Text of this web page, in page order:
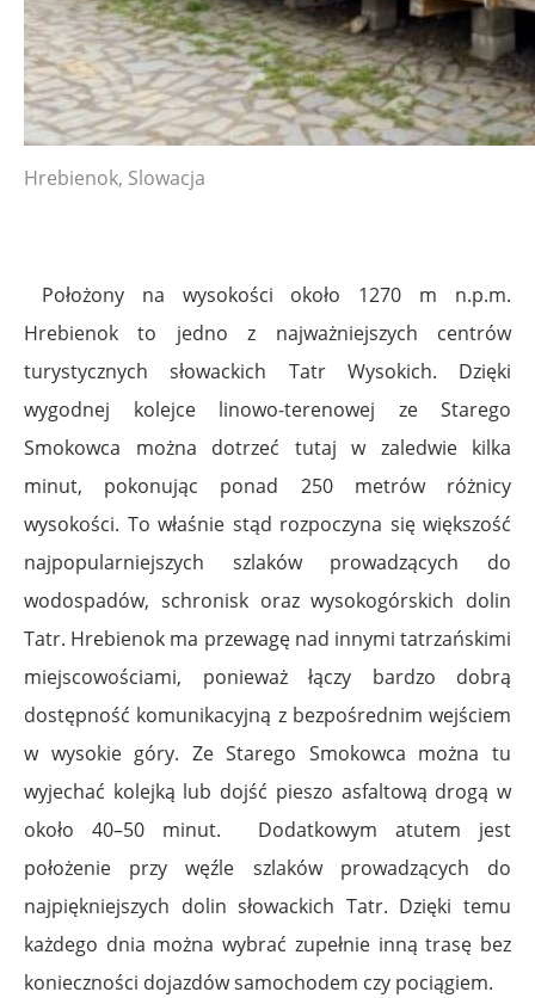
Hrebienok, Slowacja
Położony na wysokości około 1270 m n.p.m.
Hrebienok to jedno z najważniejszych centrów
turystycznych słowackich Tatr Wysokich. Dzięki
wygodnej kolejce linowo-terenowej ze Starego
Smokowca można dotrzeć tutaj w zaledwie kilka
minut, pokonując ponad 250 metrów różnicy
wysokości. To właśnie stąd rozpoczyna się większość
najpopularniejszych szlaków prowadzących do
wodospadów, schronisk oraz wysokogórskich dolin
Tatr. Hrebienok ma przewagę nad innymi tatrzańskimi
miejscowościami, ponieważ łączy bardzo dobrą
dostępność komunikacyjną z bezpośrednim wejściem
w wysokie góry. Ze Starego Smokowca można tu
wyjechać kolejką lub dojść pieszo asfaltową drogą w
około 40–50 minut. Dodatkowym atutem jest
położenie przy węźle szlaków prowadzących do
najpiękniejszych dolin słowackich Tatr. Dzięki temu
każdego dnia można wybrać zupełnie inną trasę bez
konieczności dojazdów samochodem czy pociągiem.